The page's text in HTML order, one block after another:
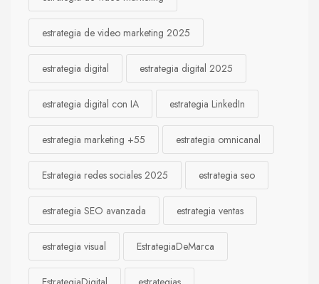
estrategia de video marketing 2025
estrategia digital estrategia digital 2025
estrategia digital con IA estrategia LinkedIn
estrategia marketing +55 estrategia omnicanal
Estrategia redes sociales 2025 estrategia seo
estrategia SEO avanzada estrategia ventas
estrategia visual EstrategiaDeMarca